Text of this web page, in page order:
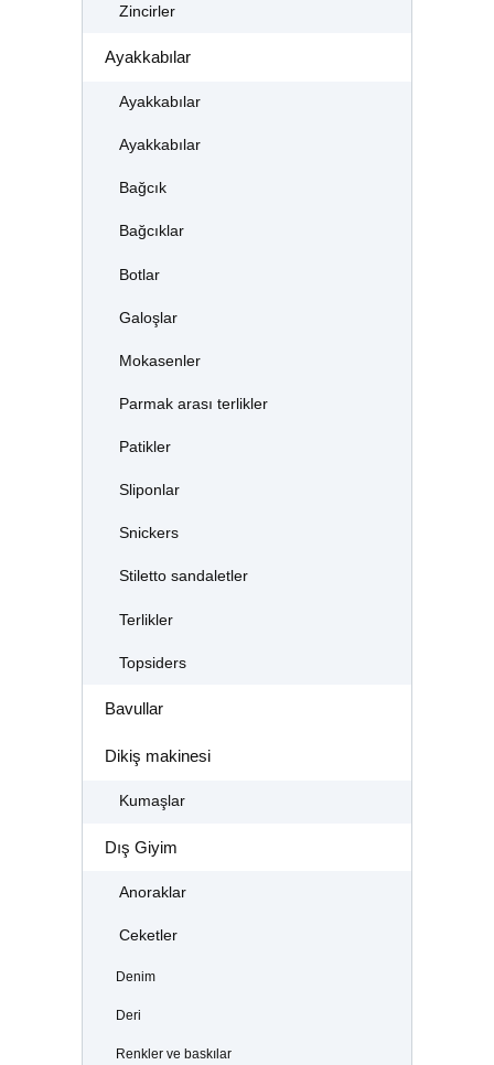
Zincirler
Ayakkabılar
Ayakkabılar
Ayakkabılar
Bağcık
Bağcıklar
Botlar
Galoşlar
Mokasenler
Parmak arası terlikler
Patikler
Sliponlar
Snickers
Stiletto sandaletler
Terlikler
Topsiders
Bavullar
Dikiş makinesi
Kumaşlar
Dış Giyim
Anoraklar
Ceketler
Denim
Deri
Renkler ve baskılar